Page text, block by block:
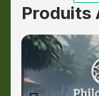
Produits